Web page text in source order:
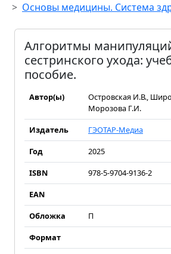
Основы медицины. Система
Алгоритмы
сестринского ухода:
пособие.
Автор(ы)
Островская И.В.,
Морозова Г.И.
Издатель
ГЭОТАР-Медиа
Год
2025
ISBN
978-5-9704-9136-2
EAN
Обложка
П
Формат